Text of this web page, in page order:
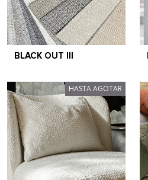
BLACK OUT III
HASTA AGOTAR